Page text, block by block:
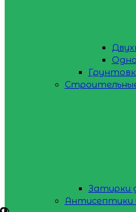
Затирки
Антисептики